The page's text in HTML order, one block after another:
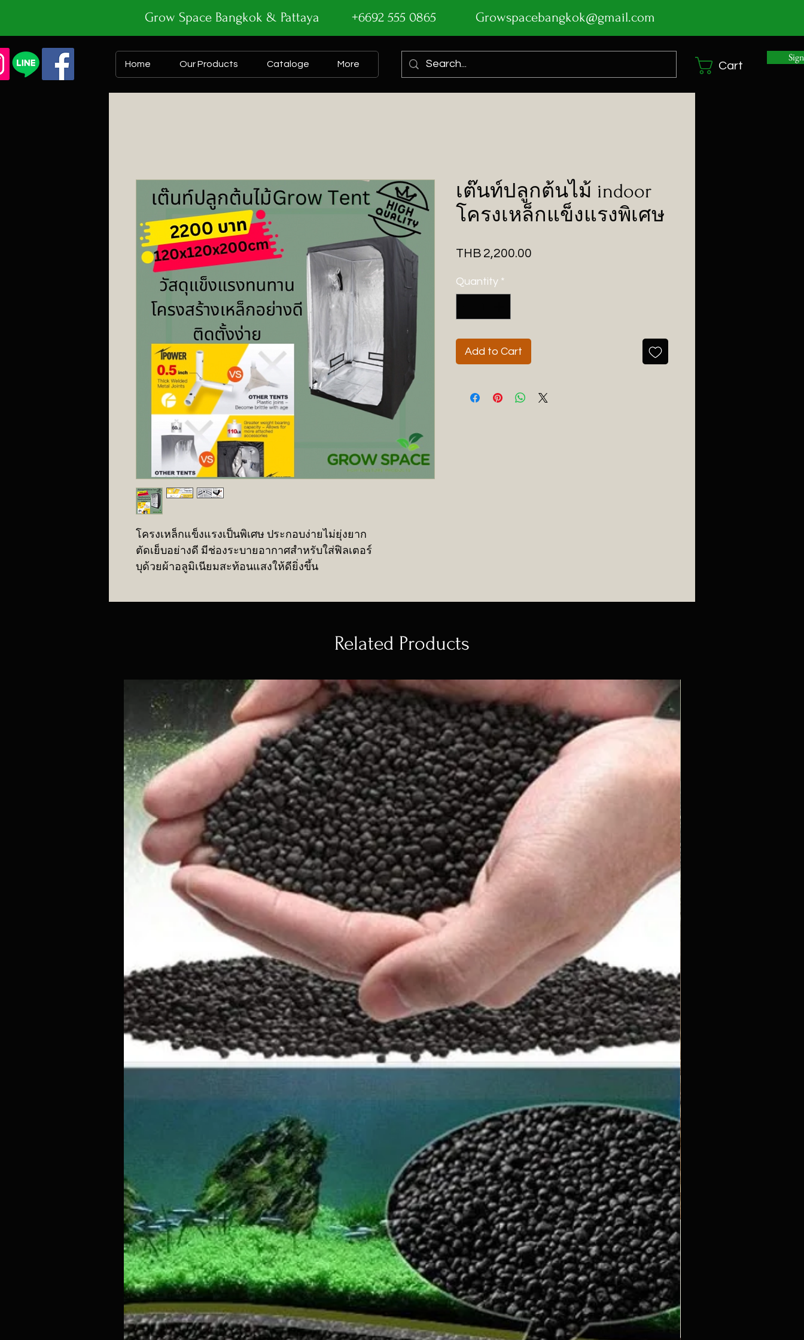
Grow Space Bangkok & Pattaya +6692 555 0865 Growspacebangkok@gmail.com
Home Our Products Cataloge More Cart
โครงเหล็กแข็งแรงเป็นพิเศษ ประกอบง่ายไม่ยุ่งยาก
ตัดเย็บอย่างดี มีช่องระบายอากาศสำหรับใส่ฟิลเตอร์
บุด้วยผ้าอลูมิเนียมสะท้อนแสงให้ดียิ่งขึ้น
เต๊นท์ปลูกต้นไม้ indoor
โครงเหล็กแข็งแรงพิเศษ
THB 2,200.00
Quantity *
Add to Cart
Related Products